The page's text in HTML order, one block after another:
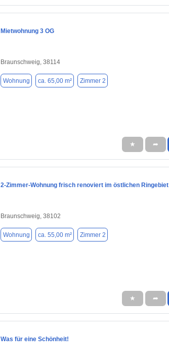
Mietwohnung 3 OG
Braunschweig, 38114
Wohnung ca. 65,00 m² Zimmer 2
★ ➦
2-Zimmer-Wohnung frisch renoviert im östlichen Ringebiet
Braunschweig, 38102
Wohnung ca. 55,00 m² Zimmer 2
★ ➦
Was für eine Schönheit!